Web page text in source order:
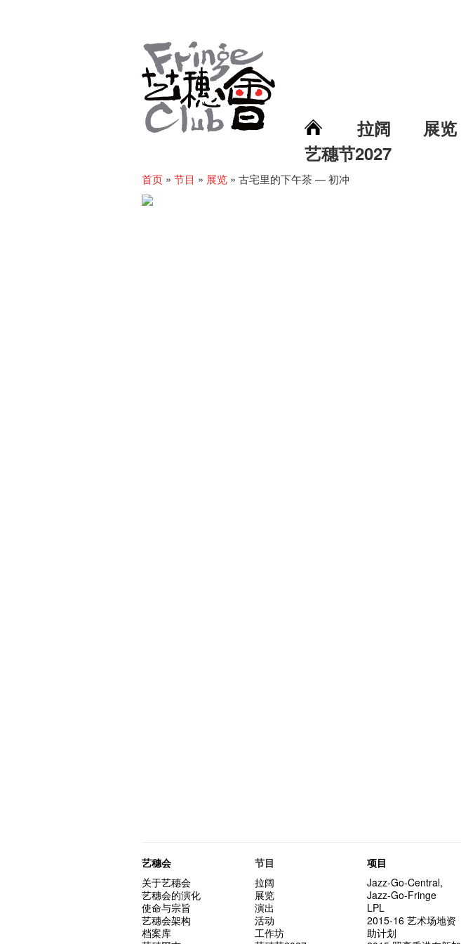
拉阔 展览
艺穗节2027
首页 » 节目 » 展览 » 古宅里的下午茶 — 初冲
艺穗会
关于艺穗会
艺穗会的演化
使命与宗旨
艺穗会架构
档案库
节目
拉阔
展览
演出
活动
工作坊
项目
Jazz-Go-Central,
Jazz-Go-Fringe
LPL
2015-16 艺术场地资
助计划